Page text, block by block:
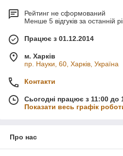
Рейтинг не сформований
Менше 5 відгуків за останній
Працює з 01.12.2014
м. Харків
пр. Науки, 60, Харків, Україна
Контакти
Сьогодні працює з 11:00 до
Показати весь графік
Про нас